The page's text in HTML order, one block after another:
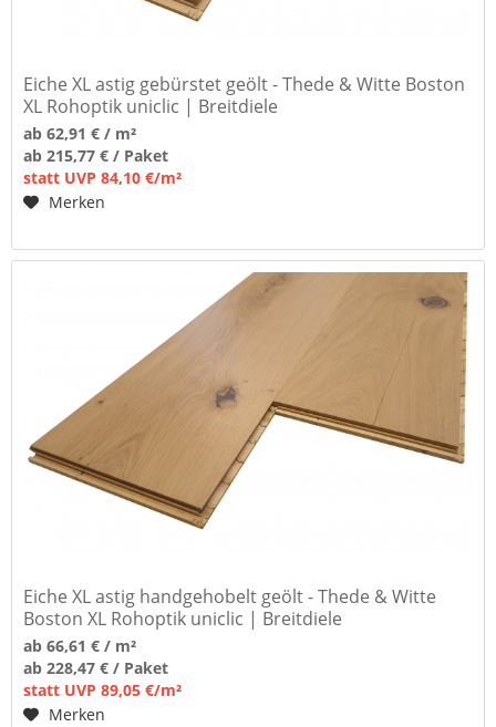
Eiche XL astig gebürstet geölt - Thede & Witte Boston
XL Rohoptik uniclic | Breitdiele
ab 62,91 € / m²
ab 215,77 € / Paket
statt UVP 84,10 €/m²
Merken
Eiche XL astig handgehobelt geölt - Thede & Witte
Boston XL Rohoptik uniclic | Breitdiele
ab 66,61 € / m²
ab 228,47 € / Paket
statt UVP 89,05 €/m²
Merken